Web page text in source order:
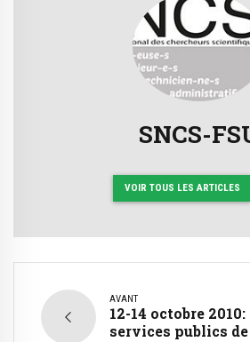
SNCS-
VOIR TOUS LES ARTICLES
AVANT
12-14 octobre 2010:
services publics